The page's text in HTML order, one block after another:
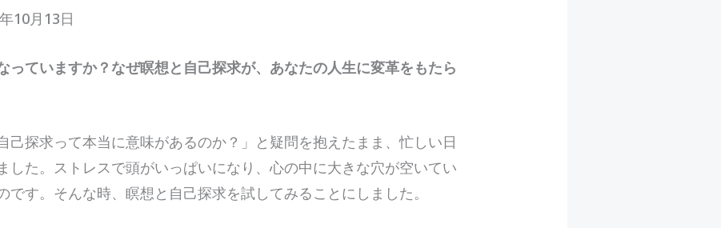
10月13日
っていますか？なぜ瞑想と自己探求が、あなたの人生に変革をもたら
己探求って本当に意味があるのか？」と疑問を抱えたまま、忙しい日
した。ストレスで頭がいっぱいになり、心の中に大きな穴が空いてい
です。そんな時、瞑想と自己探求を試してみることにしました。